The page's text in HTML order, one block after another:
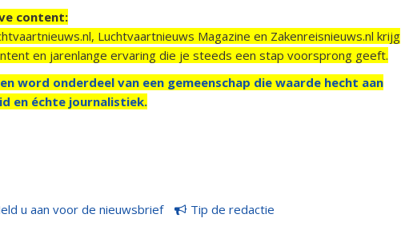
content:
Luchtvaartnieuws Magazine en Zakenreisnieuws.nl krijg
en jarenlange ervaring die je steeds een stap voorsprong geeft.
word onderdeel van een gemeenschap die waarde hecht aan
en échte journalistiek.
u aan voor de nieuwsbrief Tip de redactie